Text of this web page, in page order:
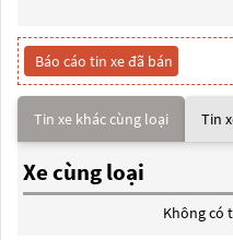
Báo cáo tin xe đã bán
Tin xe khác cùng loại Tin
Xe cùng loại
Không có